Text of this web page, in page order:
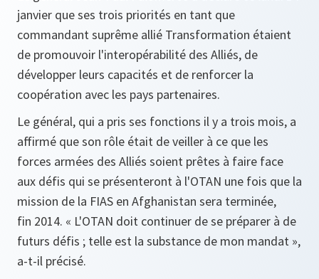
janvier que ses trois priorités en tant que
commandant suprême allié Transformation étaient
de promouvoir l'interopérabilité des Alliés, de
développer leurs capacités et de renforcer la
coopération avec les pays partenaires.
Le général, qui a pris ses fonctions il y a trois mois, a
affirmé que son rôle était de veiller à ce que les
forces armées des Alliés soient prêtes à faire face
aux défis qui se présenteront à l'OTAN une fois que la
mission de la FIAS en Afghanistan sera terminée,
fin 2014. « L'OTAN doit continuer de se préparer à de
futurs défis ; telle est la substance de mon mandat »,
a-t-il précisé.